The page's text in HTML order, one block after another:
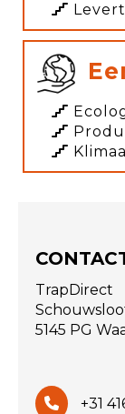
TrapDirect
5145 PG
+31